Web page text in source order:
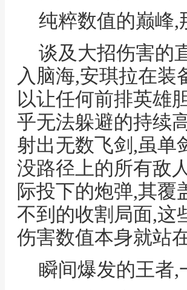
纯粹数值的巅峰,
谈及大招伤害的
入脑海,安琪拉在装
以让任何前排英雄
乎无法躲避的持续
射出无数飞剑,虽单
没路径上的所有敌
际投下的炮弹,其覆
不到的收割局面,这
伤害数值本身就站
瞬间爆发的王者,